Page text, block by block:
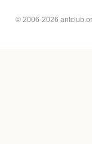
© 2006-2026